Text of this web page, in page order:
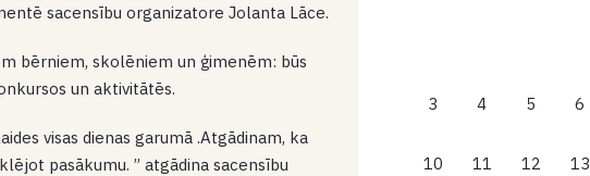
sacensību organizatore Jolanta Lāce.
bērniem, skolēniem un ģimenēm: būs
un aktivitātēs.
visas dienas garumā .Atgādinam, ka
pasākumu. ” atgādina sacensību
3 4 5 6
10 11 12 13